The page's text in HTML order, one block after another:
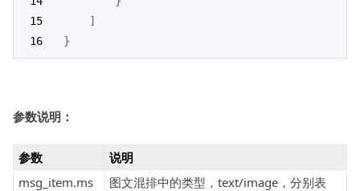
]
}
参数说明：
参数
说明
msg_item.ms
图文混排中的类型，text/image，分别表